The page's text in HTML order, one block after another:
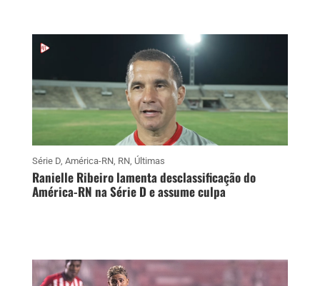
Série D, América-RN, RN, Últimas
Ranielle Ribeiro lamenta desclassificação do
América-RN na Série D e assume culpa